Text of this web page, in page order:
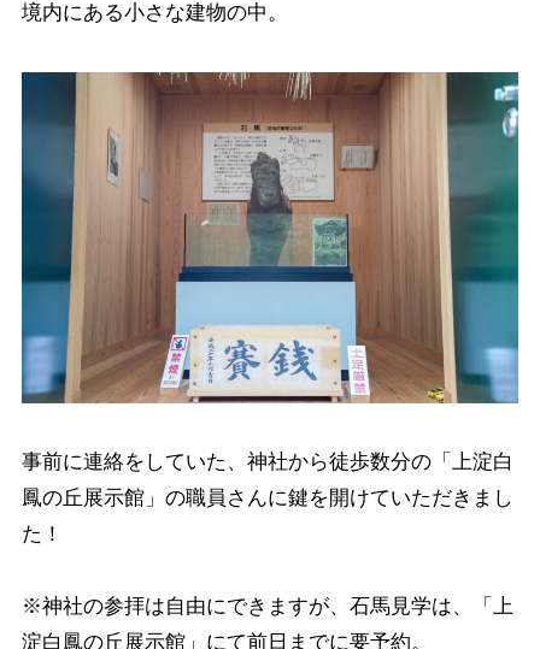
境内にある小さな建物の中。
事前に連絡をしていた、神社から徒歩数分の「上淀白
鳳の丘展示館」の職員さんに鍵を開けていただきまし
た！
※神社の参拝は自由にできますが、石馬見学は、「上
淀白鳳の丘展示館」にて前日までに要予約。